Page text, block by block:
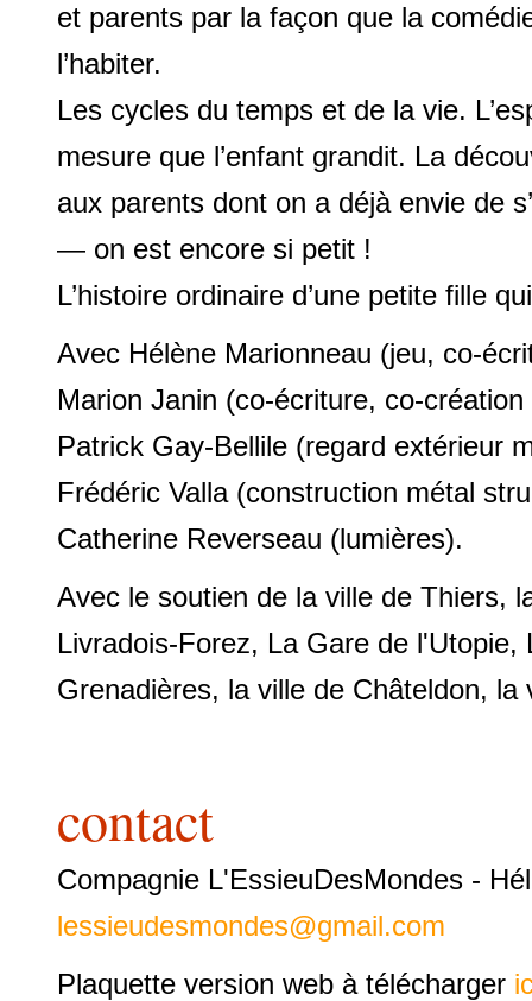
et parents par la façon que la
l’habiter.
Les cycles du temps et de la vie.
mesure que l’enfant grandit. La
aux parents dont on a déjà envie de
— on est encore si petit !
L’histoire ordinaire d’une petite fille
Avec Hélène Marionneau (jeu, co-
Marion Janin (co-écriture, co-
Patrick Gay-Bellile (regard extérieur
Frédéric Valla (construction métal
Catherine Reverseau (lumières).
Avec le soutien de la ville de Thiers,
Livradois-Forez, La Gare de
Grenadières, la ville de Châteldon, la
contact
Compagnie L'EssieuDesMondes -
lessieudesmondes@gmail.com
Plaquette version web à télécharger